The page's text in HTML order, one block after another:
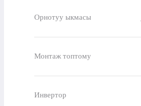
Орнотуу ыкмасы
Монтаж топтому
Инвертор